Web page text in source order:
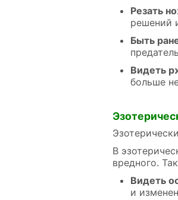
Резать
решений
Быть
Видеть
больше
В
вредного.
Видеть
и